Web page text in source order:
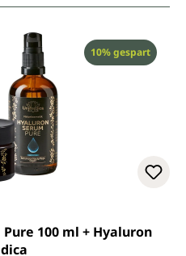
Rabatt
10% gespart
von 4.7 von 5 Sternen
100 ml + Hyaluron